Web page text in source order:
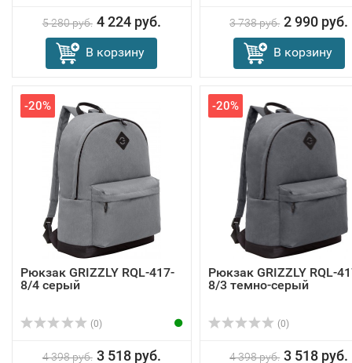
5 280 руб. 4 224 руб.
В корзину
3 738 руб. 2 990 руб.
В корзину
-20%
Рюкзак GRIZZLY RQL-417-
8/4 серый
(0)
4 398 руб. 3 518 руб.
-20%
Рюкзак GRIZZLY RQL-
8/3 темно-серый
(0)
4 398 руб. 3 518 руб.